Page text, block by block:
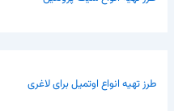
طرز تهیه انواع اوتمیل برای لاغری